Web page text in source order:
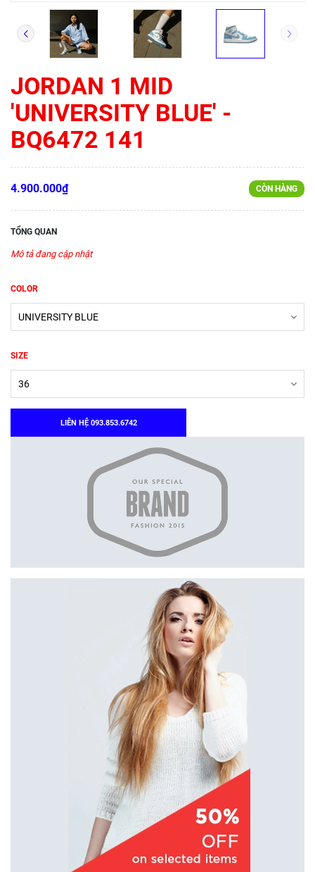
JORDAN 1 MID
'UNIVERSITY BLUE' -
BQ6472 141
4.900.000₫ CÒN HÀNG
TỔNG QUAN
Mô tả đang cập nhật
COLOR
SIZE
LIÊN HỆ 093.853.6742